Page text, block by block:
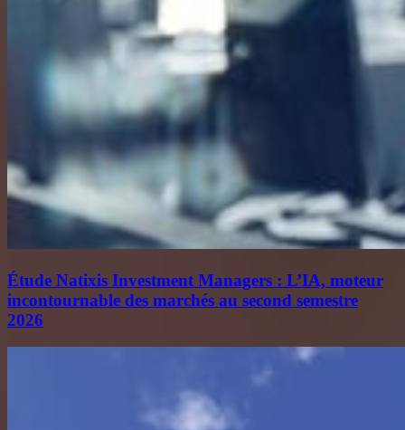
Étude Natixis Investment Managers : L’IA, moteur
incontournable des marchés au second semestre
2026